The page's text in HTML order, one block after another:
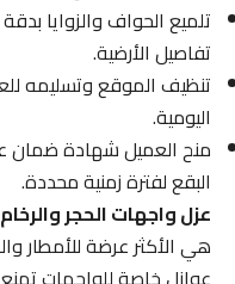
تلميع الحواف والزوايا بدقة
تفاصيل الأرضية.
تنظيف الموقع وتسليمه
اليومية.
منح العميل شهادة ضمان على
البقع لفترة زمنية محددة.
عزل واجهات الحجر والرخام
هي الأكثر عرضة للأمطار